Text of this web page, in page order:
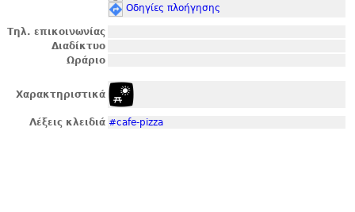
Οδηγίες πλοήγησης
Τηλ. επικοινωνίας
Διαδίκτυο
Ωράριο
Χαρακτηριστικά
Λέξεις κλειδιά #cafe-pizza